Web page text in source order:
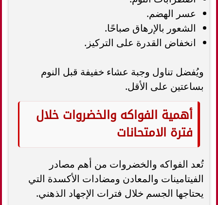
عسر الهضم.
الشعور بالإرهاق صباحًا.
انخفاض القدرة على التركيز.
ويُفضل تناول وجبة عشاء خفيفة قبل النوم
بساعتين على الأقل.
أهمية الفواكه والخضروات خلال
فترة الامتحانات
تُعد الفواكه والخضروات من أهم مصادر
الفيتامينات والمعادن ومضادات الأكسدة التي
يحتاجها الجسم خلال فترات الإجهاد الذهني.